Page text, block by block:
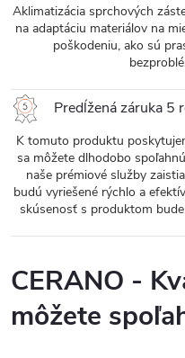
Aklimatizácia sprchových
na adaptáciu materiálov na
poškodeniu, ako sú
Predĺžená záruka 5
K tomuto produktu
sa môžete dlhodobo
naše prémiové služby
budú vyriešené rýchlo a
skúsenosť s produktom
CERANO -
môžete